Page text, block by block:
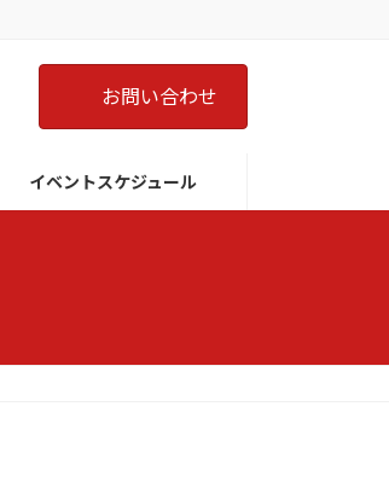
お問い合わせ
イベントスケジュール